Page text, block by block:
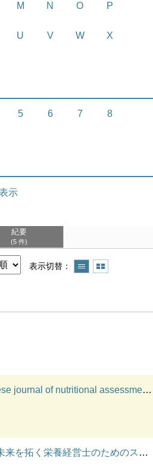
M N O P
U V W X
5 6 7 8
示
紀要
5 件
表示切替
nutritional assessment. CL:栄養-評価と治療
ン Nutrition management expert. VT:未来を拓く栄養経営士のためのスキルアップマガジン